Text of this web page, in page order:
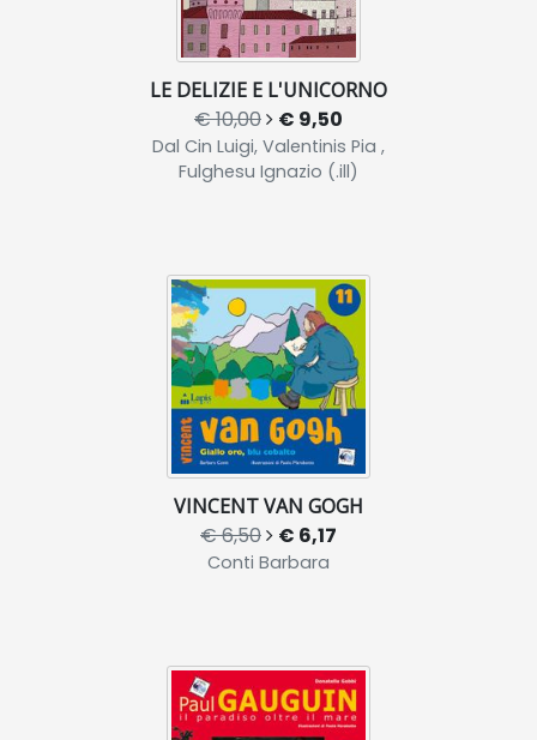
LE DELIZIE E L'UNICORNO
€ 10,00 € 9,50
Dal Cin Luigi, Valentinis Pia ,
Fulghesu Ignazio (.ill)
VINCENT VAN GOGH
€ 6,50 € 6,17
Conti Barbara